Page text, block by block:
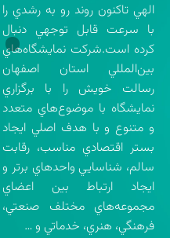
الهي تاكنون روند رو به رشدي را
با سرعت قابل توجهي دنبال
كرده است.شركت نمايشگاه‌هاي
بين‌المللي استان اصفهان
رسالت خويش را با برگزاري
نمايشگاه با موضوع‌هاي متعدد
و متنوع و با هدف اصلي ايجاد
بستر اقتصادي مناسب، رقابت
سالم، شناسايي واحدهاي برتر و
ايجاد ارتباط بين اعضاي
مجموعه‌هاي مختلف صنعتي،
فرهنگي، هنري، خدماتي و …